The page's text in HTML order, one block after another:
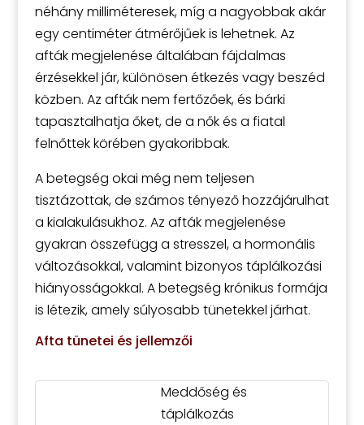
néhány milliméteresek, míg a nagyobbak akár
egy centiméter átmérőjűek is lehetnek. Az
afták megjelenése általában fájdalmas
érzésekkel jár, különösen étkezés vagy beszéd
közben. Az afták nem fertőzőek, és bárki
tapasztalhatja őket, de a nők és a fiatal
felnőttek körében gyakoribbak.
A betegség okai még nem teljesen
tisztázottak, de számos tényező hozzájárulhat
a kialakulásukhoz. Az afták megjelenése
gyakran összefügg a stresszel, a hormonális
változásokkal, valamint bizonyos táplálkozási
hiányosságokkal. A betegség krónikus formája
is létezik, amely súlyosabb tünetekkel járhat.
Afta tünetei és jellemzői
Meddőség és
táplálkozás